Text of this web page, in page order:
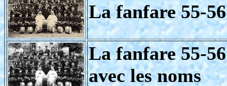
La fanfare 55-56
La fanfare 55-56
avec les noms